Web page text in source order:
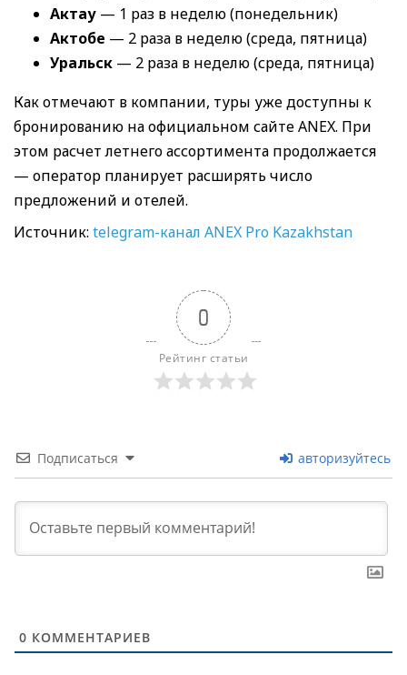
Актау — 1 раз в неделю (понедельник)
Актобе — 2 раза в неделю (среда, пятница)
Уральск — 2 раза в неделю (среда, пятница)
Как отмечают в компании, туры уже доступны к
бронированию на официальном сайте ANEX. При
этом расчет летнего ассортимента продолжается
— оператор планирует расширять число
предложений и отелей.
Источник: telegram-канал ANEX Pro Kazakhstan
0
Рейтинг статьи
Подписаться авторизуйтесь
0 КОММЕНТАРИЕВ